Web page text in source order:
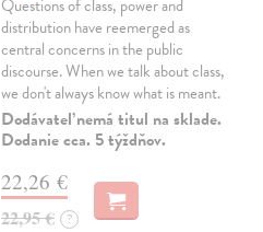
Questions of class, power and
distribution have reemerged as
central concerns in the public
discourse. When we talk about class,
we don't always know what is meant.
Dodávateľ nemá titul na sklade.
Dodanie cca. 5 týždňov.
22,26 €
22,95 € ?